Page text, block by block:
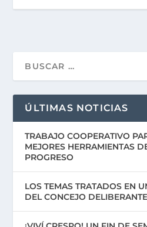
ÚLTIMAS NOTICIAS
TRABAJO COOPERATIVO
MEJORES HERRAMIENTAS
PROGRESO
LOS TEMAS TRATADOS EN
DEL CONCEJO DELIBERANTE